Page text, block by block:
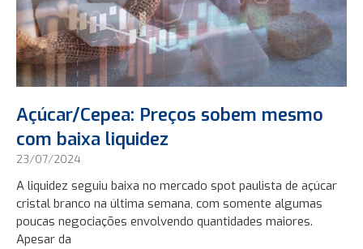
Açúcar/Cepea: Preços sobem mesmo
com baixa liquidez
23/07/2024
A liquidez seguiu baixa no mercado spot paulista de açúcar
cristal branco na última semana, com somente algumas
poucas negociações envolvendo quantidades maiores.
Apesar da